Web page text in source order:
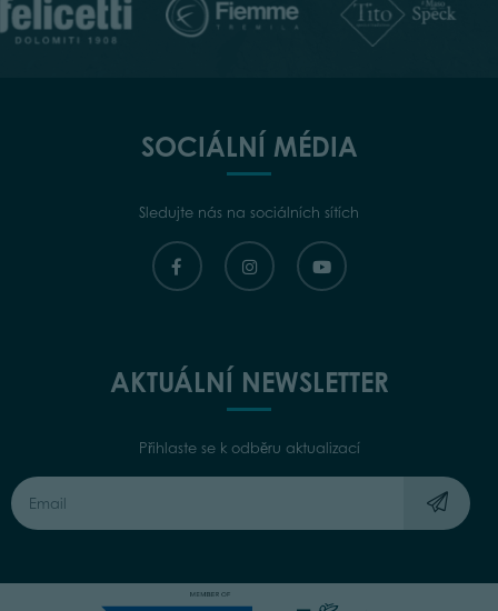
SOCIÁLNÍ MÉDIA
Sledujte nás na sociálních sítích
AKTUÁLNÍ NEWSLETTER
Přihlaste se k odběru aktualizací